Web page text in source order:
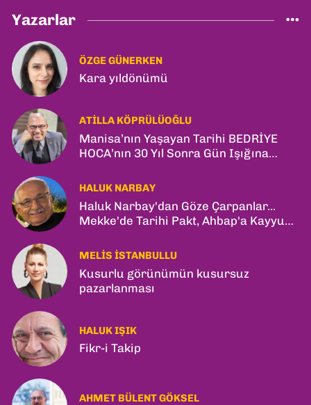
Yazarlar
ÖZGE GÜNERKEN
Kara yıldönümü
ATILLA KÖPRÜLÜOĞLU
Manisa’nın Yaşayan Tarihi BEDRİYE
HOCA’nın 30 Yıl Sonra Gün Işığına
HALUK NARBAY
Haluk Narbay'dan Göze Çarpanlar...
Mekke'de Tarihi Pakt, Ahbap'a Kayyum
MELIS İSTANBULLU
Kusurlu görünümün kusursuz
pazarlanması
HALUK IŞIK
Fikr-i Takip
AHMET BÜLENT GÖKSEL